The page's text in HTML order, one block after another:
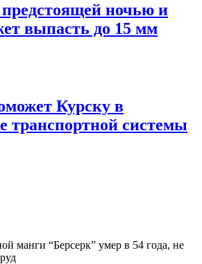
ночью и
выпасть до 15 мм
Курску в
транспортной системы
манги “Берсерк” умер в 54 года, не